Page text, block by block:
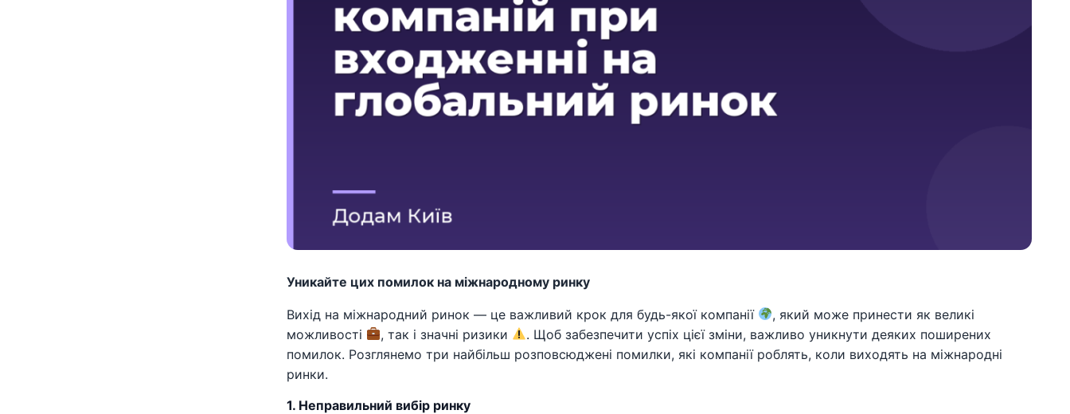
Уникайте цих помилок на міжнародному ринку
Вихід на міжнародний ринок — це важливий крок для будь-якої компанії
, який може принести як великі
можливості
, так і значні ризики
. Щоб забезпечити успіх цієї зміни, важливо уникнути деяких поширених
помилок. Розглянемо три найбільш розповсюджені помилки, які компанії роблять, коли виходять на міжнародні
ринки.
1. Неправильний вибір ринку